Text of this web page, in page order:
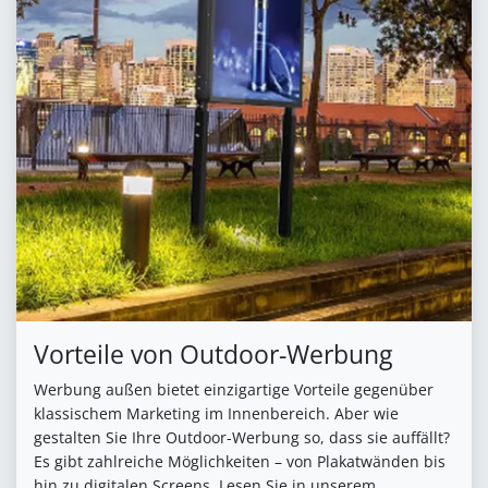
Vorteile von Outdoor-Werbung
Werbung außen bietet einzigartige Vorteile gegenüber
klassischem Marketing im Innenbereich. Aber wie
gestalten Sie Ihre Outdoor-Werbung so, dass sie auffällt?
Es gibt zahlreiche Möglichkeiten – von Plakatwänden bis